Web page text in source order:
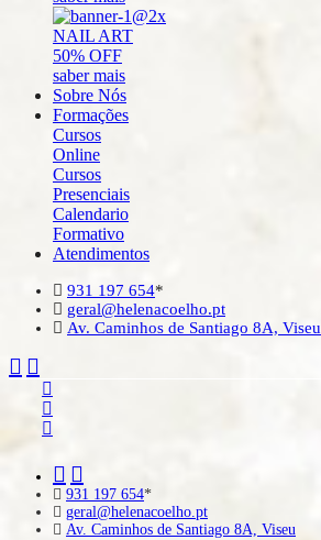
NAIL ART
50% OFF
saber mais
Sobre Nós
Formações
Cursos
Online
Cursos
Presenciais
Calendario
Formativo
Atendimentos
931 197 654*
geral@helenacoelho.pt
Av. Caminhos de Santiago 8A, Viseu
931 197 654*
geral@helenacoelho.pt
Av. Caminhos de Santiago 8A, Viseu